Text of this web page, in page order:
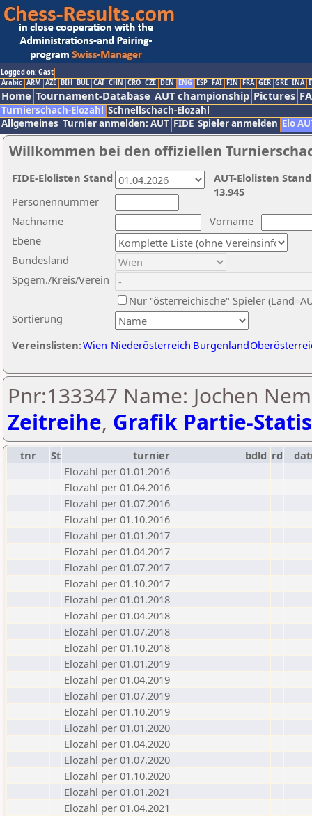
Logged on: Gast
Arabic ARM AZE BIH BUL CAT CHN CRO CZE DEN ENG ESP FAI FIN FRA GER GRE INA
Home Tournament-Database AUT championship Pictures
Turnierschach-Elozahl Schnellschach-Elozahl
Allgemeines Turnier anmelden: AUT FIDE Spieler anmelden Elo
Willkommen bei den offiziellen
Nachname
Vorname
Ebene
Sortierung
Personennummer
Bundesland
Spgem./Kreis/Verein
Nur "österreichische" Spieler
Vereinslisten:Wien Niederösterreich Burgenland
AUT-Elolisten
13.945
FIDE-Elolisten Stand
Pnr:133347 Name: Jochen
Zeitreihe, Grafik Partie-
tnr St turnier bdld rd
Elozahl per 01.01.2016
Elozahl per 01.04.2016
Elozahl per 01.07.2016
Elozahl per 01.10.2016
Elozahl per 01.01.2017
Elozahl per 01.04.2017
Elozahl per 01.07.2017
Elozahl per 01.10.2017
Elozahl per 01.01.2018
Elozahl per 01.04.2018
Elozahl per 01.07.2018
Elozahl per 01.10.2018
Elozahl per 01.01.2019
Elozahl per 01.04.2019
Elozahl per 01.07.2019
Elozahl per 01.10.2019
Elozahl per 01.01.2020
Elozahl per 01.04.2020
Elozahl per 01.07.2020
Elozahl per 01.10.2020
Elozahl per 01.01.2021
Elozahl per 01.04.2021